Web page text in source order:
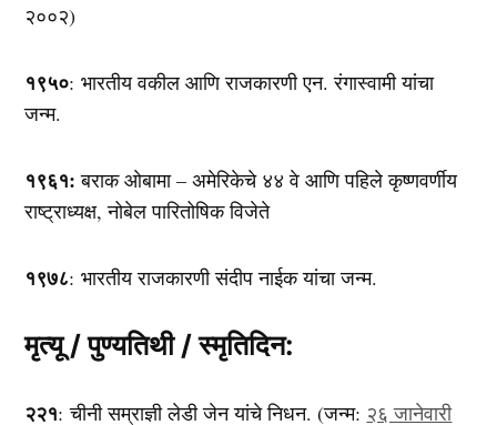
२००२)
१९५०: भारतीय वकील आणि राजकारणी एन. रंगास्वामी यांचा
जन्म.
१९६१: बराक ओबामा – अमेरिकेचे ४४ वे आणि पहिले कृष्णवर्णीय
राष्ट्राध्यक्ष, नोबेल पारितोषिक विजेते
१९७८: भारतीय राजकारणी संदीप नाईक यांचा जन्म.
मृत्यू / पुण्यतिथी / स्मृतिदिन:
२२१: चीनी सम्राज्ञी लेडी जेन यांचे निधन. (जन्म: २६ जानेवारी